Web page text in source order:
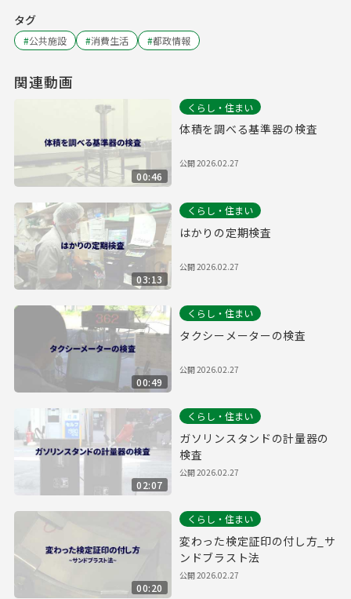
タグ
#公共施設 #消費生活 #都政情報
関連動画
00:46
くらし・住まい
体積を調べる基準器の検査
公開2026.02.27
03:13
くらし・住まい
はかりの定期検査
公開2026.02.27
00:49
くらし・住まい
タクシーメーターの検査
公開2026.02.27
02:07
くらし・住まい
ガソリンスタンドの計量器の
検査
公開2026.02.27
00:20
くらし・住まい
変わった検定証印の付し方_サ
ンドブラスト法
公開2026.02.27